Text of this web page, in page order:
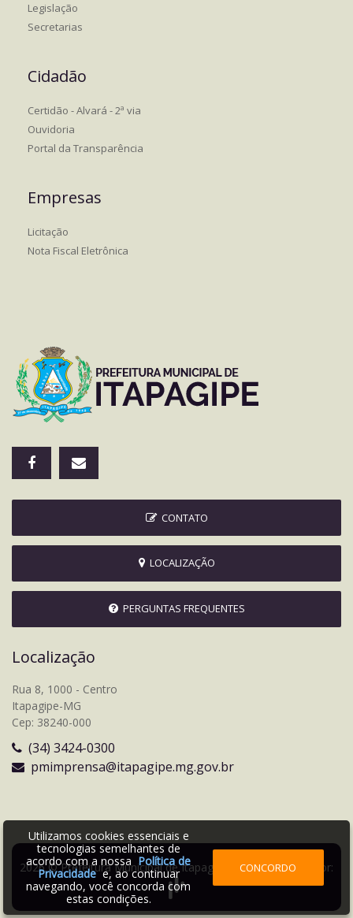
Legislação
Secretarias
Cidadão
Certidão - Alvará - 2ª via
Ouvidoria
Portal da Transparência
Empresas
Licitação
Nota Fiscal Eletrônica
CONTATO
LOCALIZAÇÃO
PERGUNTAS FREQUENTES
Localização
Rua 8, 1000 - Centro
Itapagipe-MG
Cep: 38240-000
(34) 3424-0300
pmimprensa@itapagipe.mg.gov.br
2026 © Prefeitura Municipal de Itapagipe | Desenvolvido por:
Utilizamos cookies essenciais e
tecnologias semelhantes de
acordo com a nossaPolítica de
Privacidadee, ao continuar
navegando, você concorda com
estas condições.
CONCORDO